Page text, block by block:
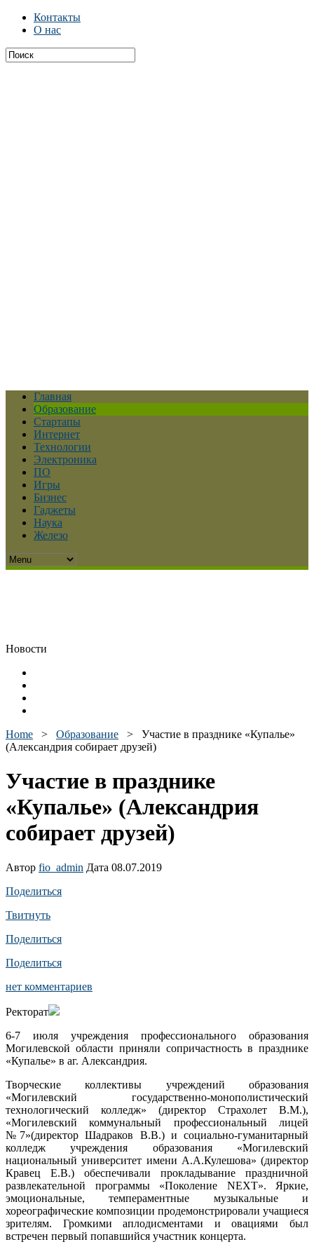
Контакты
О нас
Главная
Образование
Стартапы
Интернет
Технологии
Электроника
ПО
Игры
Бизнес
Гаджеты
Наука
Железо
Новости
Home > Образование > Участие в празднике «Купалье»
(Александрия собирает друзей)
Участие в празднике
«Купалье» (Александрия
собирает друзей)
Автор fio_admin Дата 08.07.2019
Поделиться
Твитнуть
Поделиться
Поделиться
нет комментариев
Ректорат
6-7 июля учреждения профессионального образования
Могилевской области приняли сопричастность в празднике
«Купалье» в аг. Александрия.
Творческие коллективы учреждений образования
«Могилевский государственно-монополистический
технологический колледж» (директор Страхолет В.М.),
«Могилевский коммунальный профессиональный лицей
№7»(директор Шадраков В.В.) и социально-гуманитарный
колледж учреждения образования «Могилевский
национальный университет имени А.А.Кулешова» (директор
Кравец Е.В.) обеспечивали прокладывание праздничной
развлекательной программы «Поколение NEXT». Яркие,
эмоциональные, темпераментные музыкальные и
хореографические композиции продемонстрировали учащиеся
зрителям. Громкими аплодисментами и овациями был
встречен первый попавшийся участник концерта.